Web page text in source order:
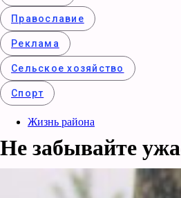
Православие
Реклама
Сельское хозяйство
Спорт
Жизнь района
Не забывайте